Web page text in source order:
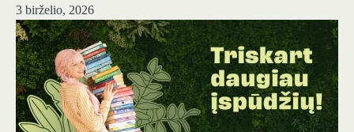
3 birželio, 2026